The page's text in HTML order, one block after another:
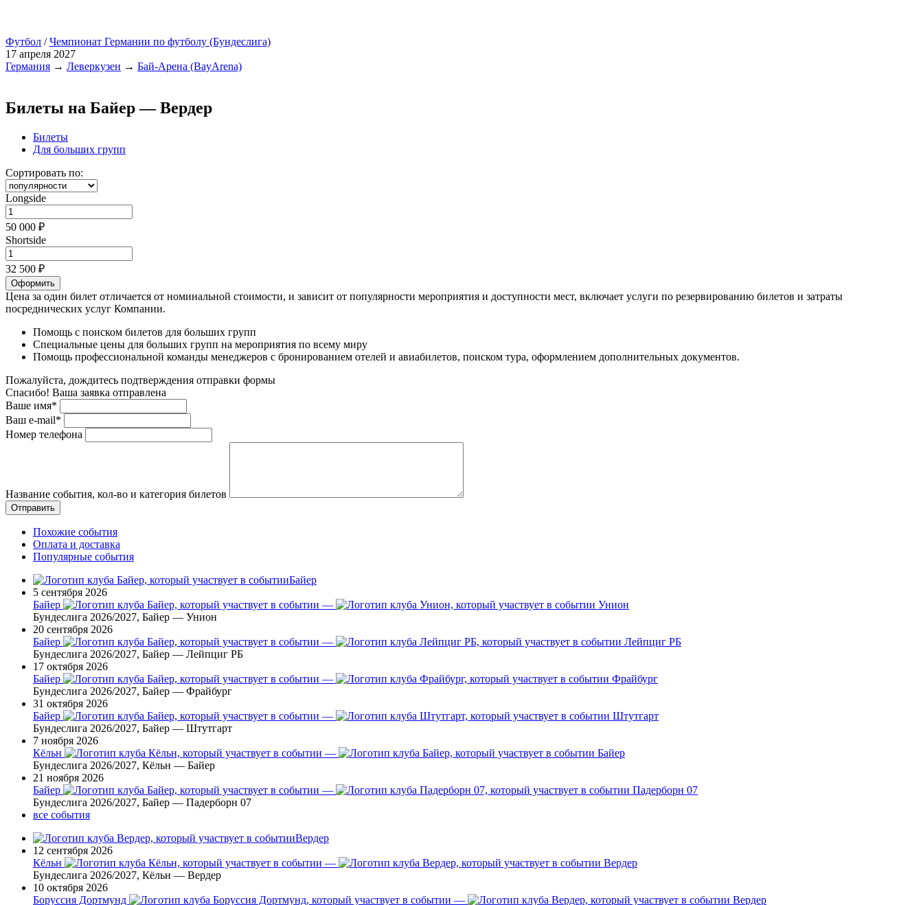
Футбол /Чемпионат Германии по футболу (Бундеслига)
17 апреля 2027
Германия → Леверкузен → Бай-Арена (BayArena)
Билеты на Байер — Вердер
Билеты
Для больших групп
Сортировать по:
Longside
50 000 ₽
Shortside
32 500 ₽
Оформить
Цена за один билет отличается от номинальной стоимости, и зависит от популярности мероприятия и доступности мест, включает услуги по резервированию билетов и затраты
посреднических услуг Компании.
Помощь с поиском билетов для больших групп
Специальные цены для больших групп на мероприятия по всему миру
Помощь профессиональной команды менеджеров с бронированием отелей и авиабилетов, поиском тура, оформлением дополнительных документов.
Пожалуйста, дождитесь подтверждения отправки формы
Спасибо! Ваша заявка отправлена
Ваше имя*
Ваш e-mail*
Номер телефона
Название события, кол-во и категория билетов
Похожие события
Оплата и доставка
Популярные события
Байер
5 сентября 2026
Байер
—
Унион
Бундеслига 2026/2027, Байер — Унион
20 сентября 2026
Байер
—
Лейпциг РБ
Бундеслига 2026/2027, Байер — Лейпциг РБ
17 октября 2026
Байер
—
Фрайбург
Бундеслига 2026/2027, Байер — Фрайбург
31 октября 2026
Байер
—
Штутгарт
Бундеслига 2026/2027, Байер — Штутгарт
7 ноября 2026
Кёльн
—
Байер
Бундеслига 2026/2027, Кёльн — Байер
21 ноября 2026
Байер
—
Падерборн 07
Бундеслига 2026/2027, Байер — Падерборн 07
все события
Вердер
12 сентября 2026
Кёльн
—
Вердер
Бундеслига 2026/2027, Кёльн — Вердер
10 октября 2026
Боруссия Дортмунд
— Вердер